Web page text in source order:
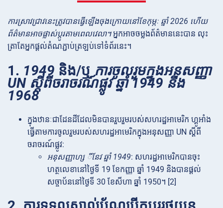
ការស្រាវជ្រាវនេះត្រូវបានធ្វើឡើងចុងក្រោយនៅខែកុម្ភៈ ឆ្នាំ 2026 ហើយ
ព័ត៌មានអាចផ្លាស់ប្តូរតាមពេលវេលា។អ្នកអាចចម្លងព័ត៌មាននេះបាន លុះ
ត្រាតែអ្នកផ្តល់តំណភ្ជាប់ត្រឡប់ទៅទំព័រនេះ។
1. 1949 និង/ឬការចូលរួមក្នុងអនុសញ្ញា
UN ស្ដីពីចរាចរណ៍ផ្លូវ ឆ្នាំ 1949 និង
1968
ក្នុងឋានៈជាដែនដីដែលមិនបានរួបរួមរបស់សហរដ្ឋអាមេរិក ហ្គូអាំង
ធ្វើតាមការចូលរួមរបស់សហរដ្ឋអាមេរិកក្នុងអនុសញ្ញា UN ស្ដីពី
ចរាចរណ៍ផ្លូវ:
អនុសញ្ញាហ្ស឵ ីនែវ ឆ្នាំ 1949: សហរដ្ឋអាមេរិកបានចុះ
ហត្ថលេខានៅថ្ងៃទី 19 ខែកញ្ញា ឆ្នាំ 1949 និងបានផ្តល់
សច្ចាប័ននៅថ្ងៃទី 30 ខែសីហា ឆ្នាំ 1950។ [2]